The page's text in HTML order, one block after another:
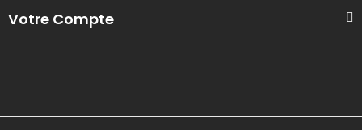
Votre Compte